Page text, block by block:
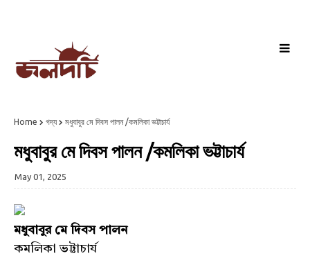
Home গদ্য মধুবাবুর মে দিবস পালন /কমলিকা ভট্টাচার্য
মধুবাবুর মে দিবস পালন /কমলিকা ভট্টাচার্য
May 01, 2025
মধুবাবুর মে দিবস পালন
কমলিকা ভট্টাচার্য